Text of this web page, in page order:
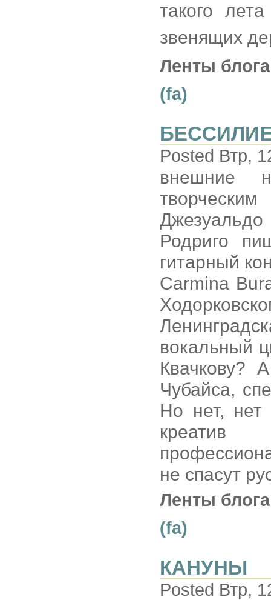
такого
звенящих
Ленты
(fa)
Posted Втр,
внешние
Родриго
гитарный
Carmina
вокальный
Чубайса,
Но нет, нет
креатив
не спасут
Ленты
(fa)
КАНУНЫ
Posted Втр,